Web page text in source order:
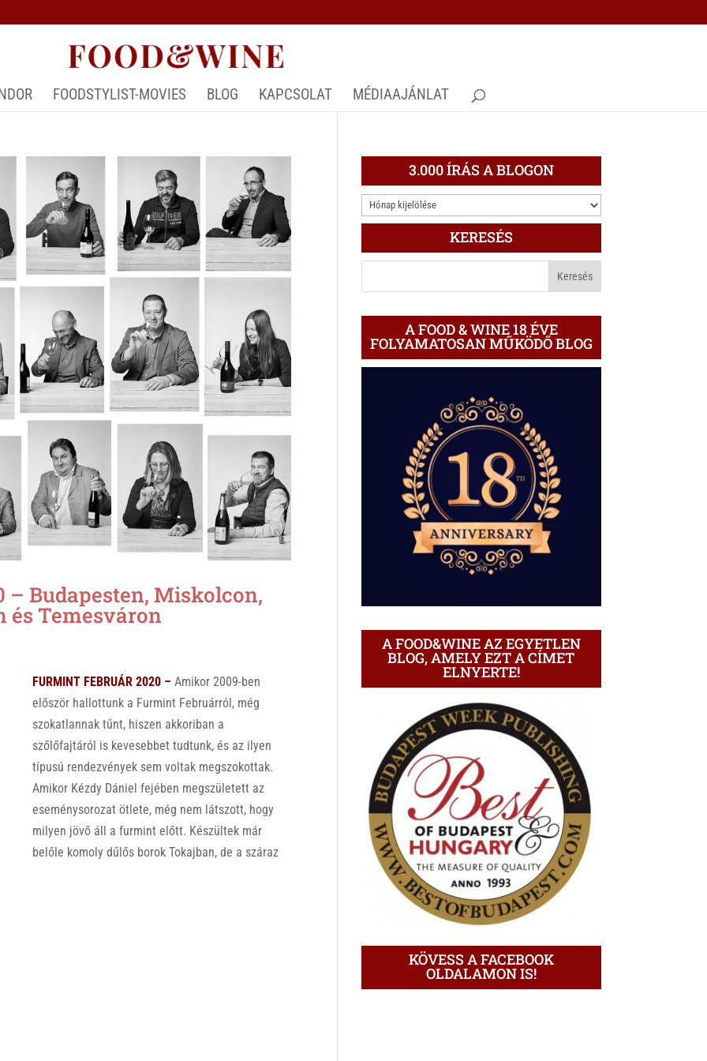
FOODSTYLIST-MOVIES BLOG KAPCSOLAT MÉDIAAJÁNLAT
– Budapesten, Miskolcon,
és Temesváron
FURMINT FEBRUÁR 2020 – Amikor 2009-ben
először hallottunk a Furmint Februárról, még
szokatlannak tűnt, hiszen akkoriban a
szőlőfajtáról is kevesebbet tudtunk, és az ilyen
típusú rendezvények sem voltak megszokottak.
Amikor Kézdy Dániel fejében megszületett az
eseménysorozat ötlete, még nem látszott, hogy
milyen jövő áll a furmint előtt. Készültek már
belőle komoly dűlős borok Tokajban, de a száraz
3.000 ÍRÁS A BLOGON
3.000
ÍRÁS
BLOGON
KERESÉS
A FOOD & WINE 18 ÉVE
FOLYAMATOSAN MŰKÖDŐ BLOG
A FOOD&WINE AZ EGYETLEN
BLOG, AMELY EZT A CÍMET
ELNYERTE!
KÖVESS A FACEBOOK
OLDALAMON IS!